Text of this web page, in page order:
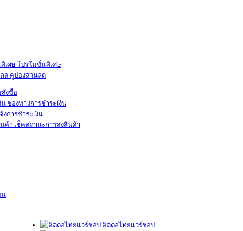
โปรโมชั่นพิเศษ
คูปองส่วนลด
สั่งซื้อ
ช่องทางการชำระเงิน
งการชำระเงิน
เช็คสถานะการส่งสินค้า
น
ติดต่อไทยแวร์ชอป